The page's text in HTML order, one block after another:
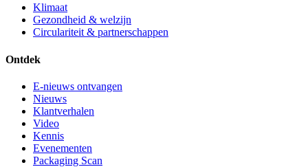
Klimaat
Gezondheid & welzijn
Circulariteit & partnerschappen
Ontdek
E-nieuws ontvangen
Nieuws
Klantverhalen
Video
Kennis
Evenementen
Packaging Scan